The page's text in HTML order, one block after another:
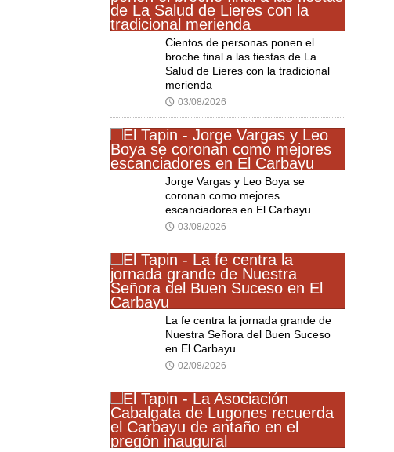
Cientos de personas ponen el
broche final a las fiestas de La
Salud de Lieres con la tradicional
merienda
🕔 03/08/2026
Jorge Vargas y Leo Boya se
coronan como mejores
escanciadores en El Carbayu
🕔 03/08/2026
La fe centra la jornada grande de
Nuestra Señora del Buen Suceso
en El Carbayu
🕔 02/08/2026